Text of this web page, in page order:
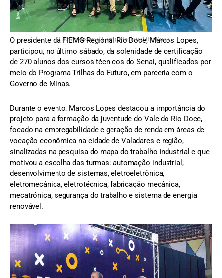
FOTO: Assessoria Fiemg/Regional Rio Doce
O presidente da FIEMG Regional Rio Doce, Marcos Lopes,
participou, no último sábado, da solenidade de certificação
Governo de Minas.
Durante o evento, Marcos Lopes destacou a importância do
projeto para a formação da juventude do Vale do Rio Doce,
focado na empregabilidade e geração de renda em áreas de
sinalizadas na pesquisa do mapa do trabalho industrial e que
motivou a escolha das turmas: automação industrial,
desenvolvimento de sistemas, eletroeletrônica,
eletromecânica, eletrotécnica, fabricação mecânica,
mecatrónica, segurança do trabalho e sistema de energia